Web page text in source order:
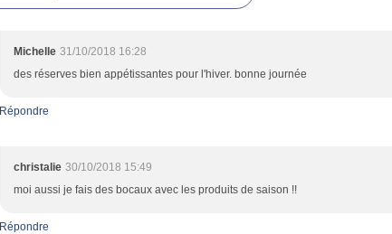
Michelle 31/10/2018 16:28
des réserves bien appétissantes pour l'hiver. bonne journée
Répondre
christalie 30/10/2018 15:49
moi aussi je fais des bocaux avec les produits de saison !!
Répondre